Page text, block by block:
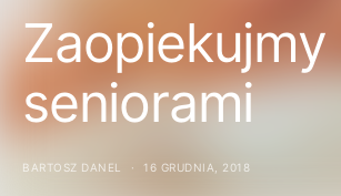
Zaopiekujmy
seniorami
BARTOSZ DANEL 16 GRUDNIA, 2018